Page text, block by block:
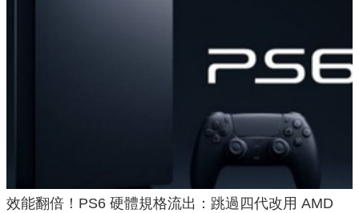
效能翻倍！PS6 硬體規格流出：跳過四代改用 AMD